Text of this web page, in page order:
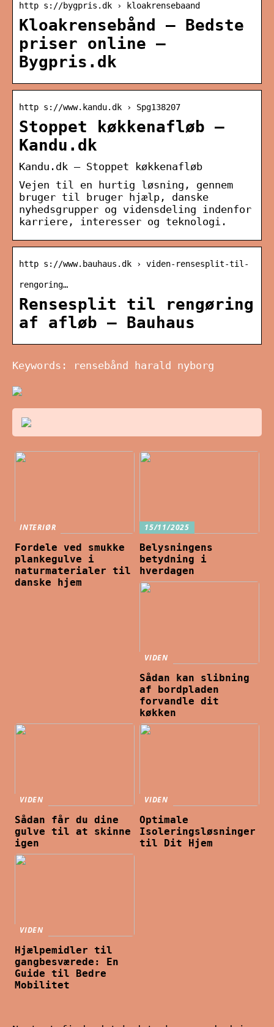
http s://bygpris.dk › kloakrensebaand
Kloakrensebånd – Bedste
priser online –
Bygpris.dk
http s://www.kandu.dk › Spg138207
Stoppet køkkenafløb –
Kandu.dk
Kandu.dk – Stoppet køkkenafløb
Vejen til en hurtig løsning, gennem
bruger til bruger hjælp, danske
nyhedsgrupper og vidensdeling indenfor
karriere, interesser og teknologi.
http s://www.bauhaus.dk › viden-rensesplit-til-
rengoring…
Rensesplit til rengøring
af afløb – Bauhaus
Keywords: rensebånd harald nyborg
INTERIØR
Fordele ved smukke
plankegulve i
naturmaterialer til
danske hjem
15/11/2025
Belysningens
betydning i
hverdagen
VIDEN
Sådan kan slibning
af bordpladen
forvandle dit
køkken
VIDEN
Sådan får du dine
gulve til at skinne
igen
VIDEN
Optimale
Isoleringsløsninger
til Dit Hjem
VIDEN
Hjælpemidler til
gangbesværede: En
Guide til Bedre
Mobilitet